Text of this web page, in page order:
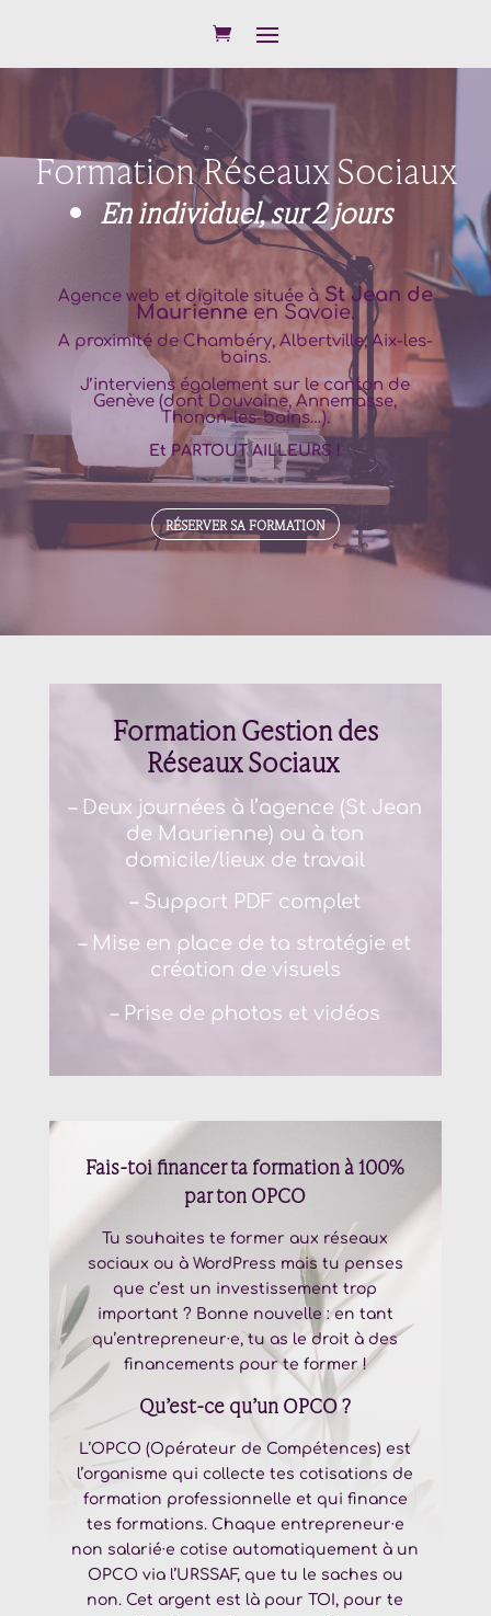
Formation Réseaux Sociaux
En individuel, sur 2 jours
Agence web et digitale située à St Jean de
Maurienne en Savoie.
A proximité de Chambéry, Albertville, Aix-les-
bains.
J’interviens également sur le canton de
Genève (dont Douvaine,Annemasse,
Thonon-les-bains…).
Et PARTOUT AILLEURS !
RÉSERVER SA FORMATION
Formation Gestion des
Réseaux Sociaux
– Deux journées à l’agence (St Jean
de Maurienne) ou à ton
domicile/lieux de travail
– Support PDF complet
– Mise en place de ta stratégie et
création de visuels
– Prise de photos et vidéos
Fais-toi financer ta formation à 100%
par ton OPCO
Tu souhaites te former aux réseaux
sociaux ou à WordPress mais tu penses
que c’est un investissement trop
important ? Bonne nouvelle : en tant
qu’entrepreneur·e, tu as le droit à des
financements pour te former !
Qu’est-ce qu’un OPCO ?
L’OPCO (Opérateur de Compétences) est
l’organisme qui collecte tes cotisations de
formation professionnelle et qui finance
tes formations. Chaque entrepreneur·e
non salarié·e cotise automatiquement à un
OPCO via l’URSSAF, que tu le saches ou
non. Cet argent est là pour TOI, pour te